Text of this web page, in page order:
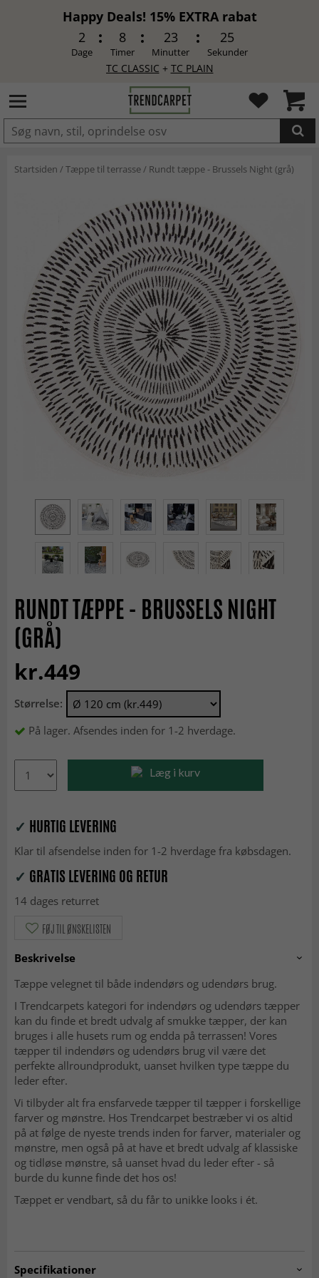
Happy Deals! 15% EXTRA rabat
2
Dage
8
Timer
23
Minutter
25
Sekunder
TC CLASSIC + TC PLAIN
LAGT I INDKØBSKURVEN.
Startsiden /Tæppe til terrasse/ Rundt tæppe - Brussels Night (grå)
RUNDT TÆPPE - BRUSSELS NIGHT
(GRÅ)
kr.449
Størrelse:
På lager. Afsendes inden for 1-2 hverdage.
Læg i kurv
✓ HURTIG LEVERING
Klar til afsendelse inden for 1-2 hverdage fra købsdagen.
✓ GRATIS LEVERING OG RETUR
14 dages returret
FØJ TIL ØNSKELISTEN
Beskrivelse
Tæppe velegnet til både indendørs og udendørs brug.
I Trendcarpets kategori for indendørs og udendørs tæpper
kan du finde et bredt udvalg af smukke tæpper, der kan
bruges i alle husets rum og endda på terrassen! Vores
tæpper til indendørs og udendørs brug vil være det
perfekte allroundprodukt, uanset hvilken type tæppe du
leder efter.
Vi tilbyder alt fra ensfarvede tæpper til tæpper i forskellige
farver og mønstre. Hos Trendcarpet bestræber vi os altid
på at følge de nyeste trends inden for farver, materialer og
mønstre, men også på at have et bredt udvalg af klassiske
og tidløse mønstre, så uanset hvad du leder efter - så
burde du kunne finde det hos os!
Tæppet er vendbart, så du får to unikke looks i ét.
Specifikationer